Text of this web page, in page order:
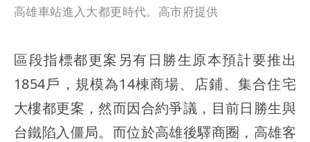
高雄車站進入大都更時代。高市府提供
區段指標都更案另有日勝生原本預計要推出
1854戶，規模為14棟商場、店鋪、集合住宅
大樓都更案，然而因合約爭議，目前日勝生與
台鐵陷入僵局。而位於高雄後驛商圈，高雄客